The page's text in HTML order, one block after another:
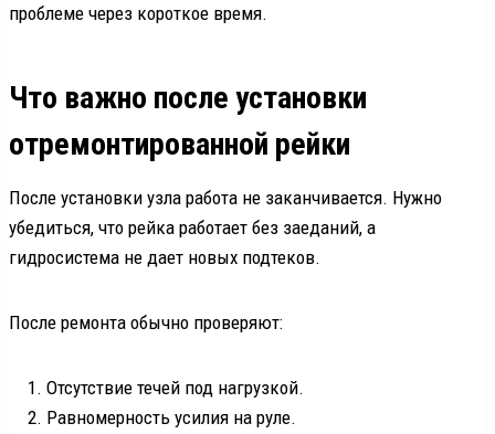
проблеме через короткое время.
Что важно после установки
отремонтированной рейки
После установки узла работа не заканчивается. Нужно
убедиться, что рейка работает без заеданий, а
гидросистема не дает новых подтеков.
После ремонта обычно проверяют:
Отсутствие течей под нагрузкой.
Равномерность усилия на руле.